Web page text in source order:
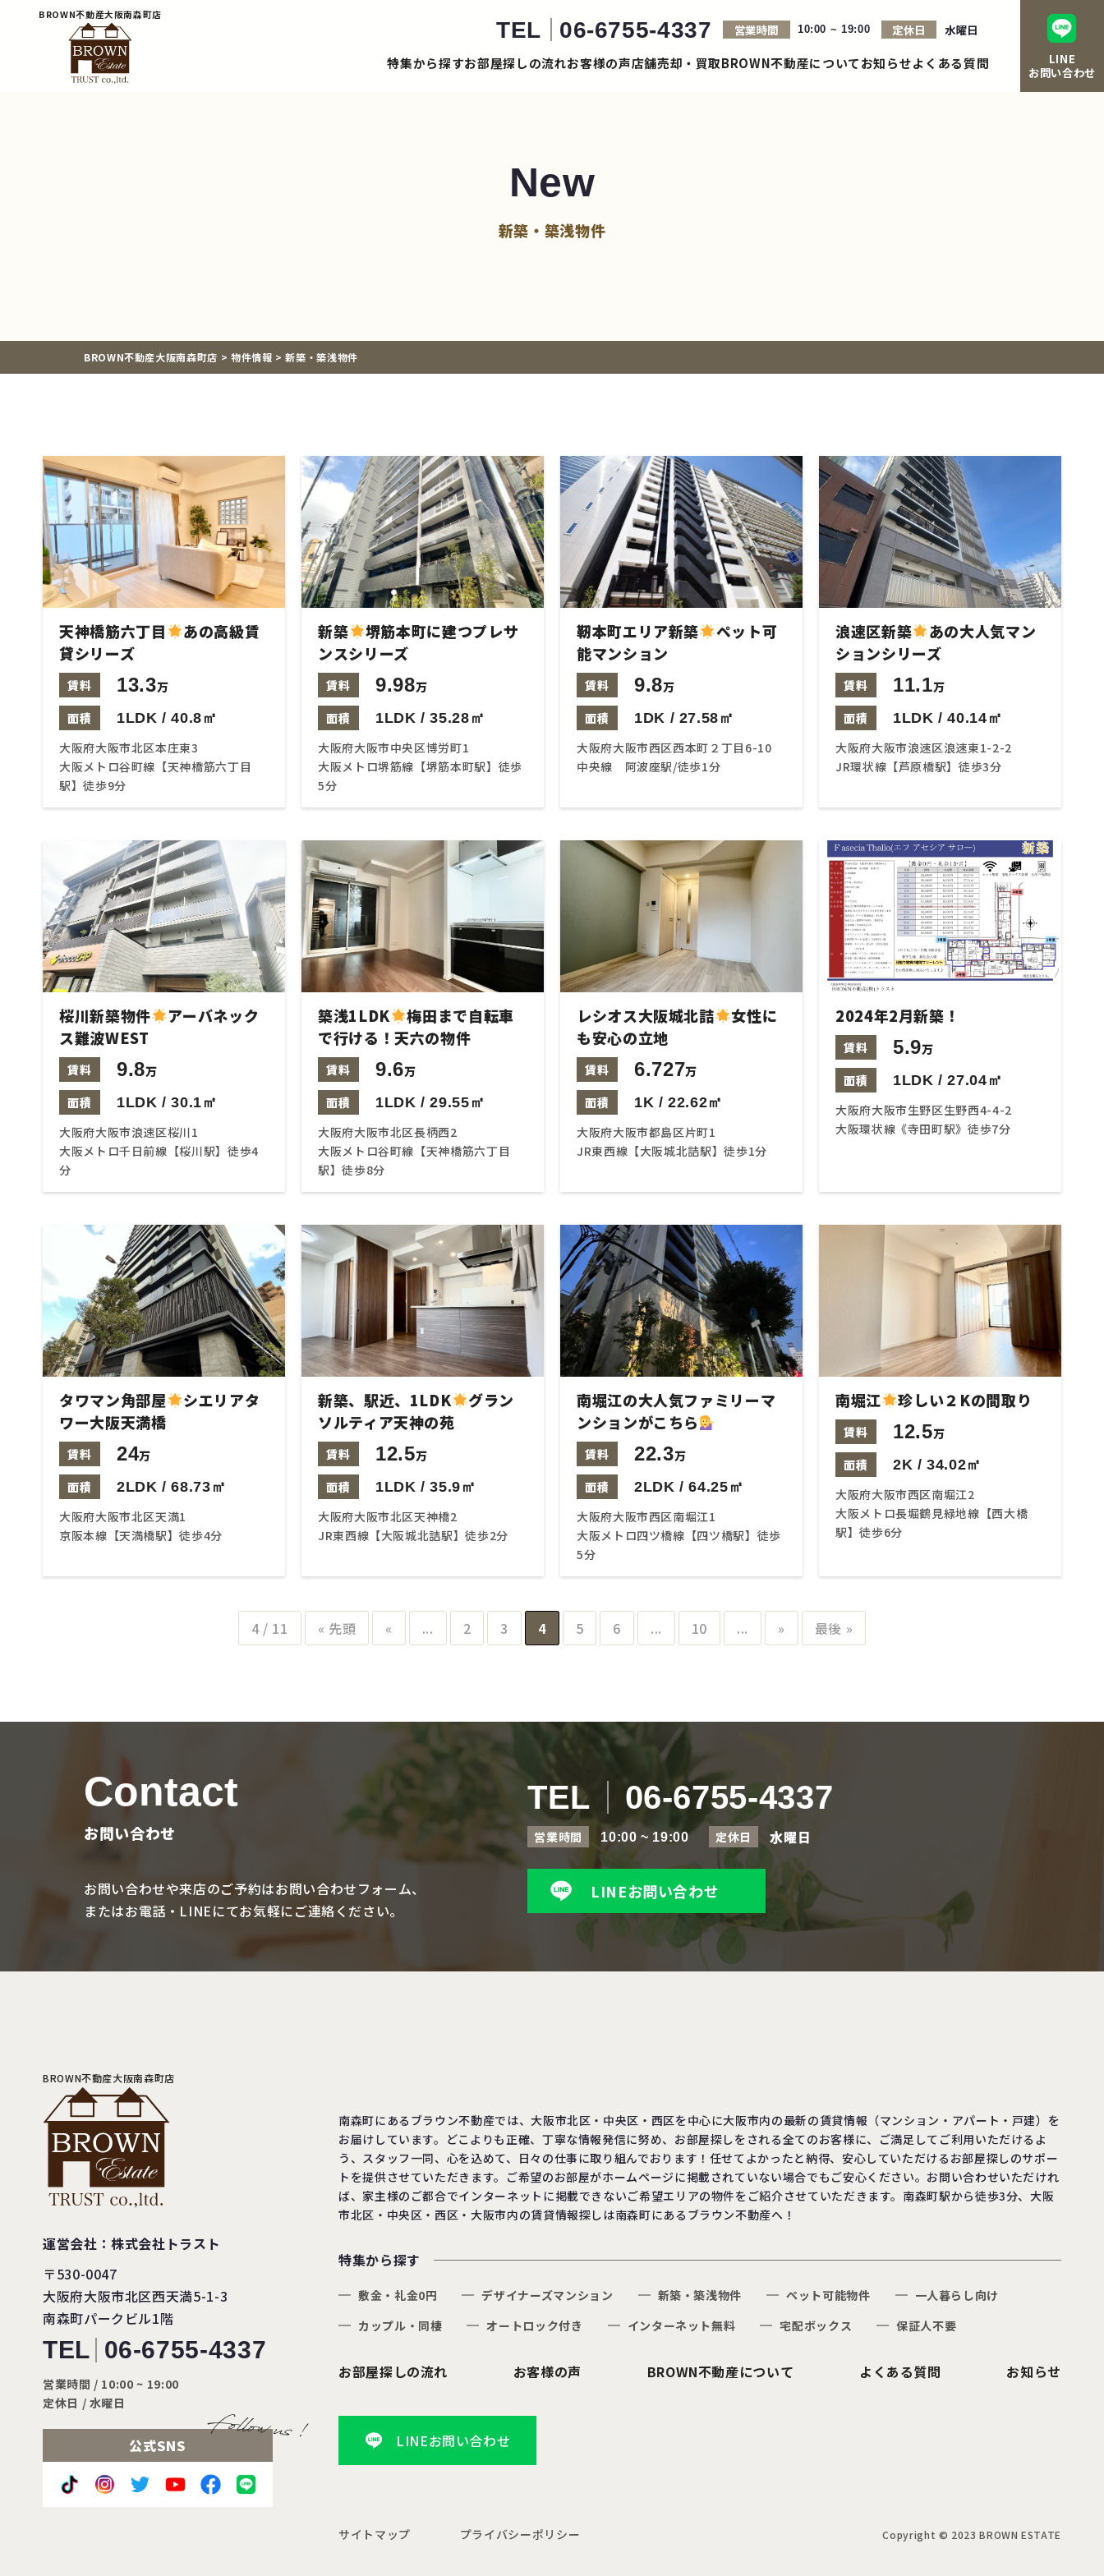
BROWN不動産大阪南森町店
TEL 06-6755-4337 営業時間 10:00 ~ 19:00 定休日 水曜日
特集から探すお部屋探しの流れお客様の声店舗売却・買取BROWN不動産についてお知らせよくある質問
LINE
お問い合わせ
New
新築・築浅物件
BROWN不動産大阪南森町店 > 物件情報 >新築・築浅物件
天神橋筋六丁目
あの高級賃
貸シリーズ
賃料 13.3万
面積
1LDK / 40.8㎡
大阪府大阪市北区本庄東3
大阪メトロ谷町線【天神橋筋六丁目
駅】徒歩9分
新築
堺筋本町に建つプレサ
ンスシリーズ
賃料 9.98万
面積
1LDK / 35.28㎡
大阪府大阪市中央区博労町1
大阪メトロ堺筋線【堺筋本町駅】徒歩
5分
靭本町エリア新築
ペット可
能マンション
賃料 9.8万
面積
1DK / 27.58㎡
大阪府大阪市西区西本町２丁目6-10
中央線 阿波座駅/徒歩1分
浪速区新築
あの大人気マン
ションシリーズ
賃料 11.1万
面積
1LDK / 40.14㎡
大阪府大阪市浪速区浪速東1-2-2
JR環状線【芦原橋駅】徒歩3分
桜川新築物件
アーバネック
ス難波WEST
賃料 9.8万
面積
1LDK / 30.1㎡
大阪府大阪市浪速区桜川1
大阪メトロ千日前線【桜川駅】徒歩4
分
築浅1LDK
梅田まで自転車
で行ける！天六の物件
賃料 9.6万
面積
1LDK / 29.55㎡
大阪府大阪市北区長柄西2
大阪メトロ谷町線【天神橋筋六丁目
駅】徒歩8分
レシオス大阪城北詰
女性に
も安心の立地
賃料 6.727万
面積
1K / 22.62㎡
大阪府大阪市都島区片町1
JR東西線【大阪城北詰駅】徒歩1分
2024年2月新築！
賃料 5.9万
面積
1LDK / 27.04㎡
大阪府大阪市生野区生野西4-4-2
大阪環状線《寺田町駅》徒歩7分
タワマン角部屋
シエリアタ
ワー大阪天満橋
賃料 24万
面積
2LDK / 68.73㎡
大阪府大阪市北区天満1
京阪本線【天満橋駅】徒歩4分
新築、駅近、1LDK
グラン
ソルティア天神の苑
賃料 12.5万
面積
1LDK / 35.9㎡
大阪府大阪市北区天神橋2
JR東西線【大阪城北詰駅】徒歩2分
南堀江の大人気ファミリーマ
ンションがこちら
賃料 22.3万
面積
2LDK / 64.25㎡
大阪府大阪市西区南堀江1
大阪メトロ四ツ橋線【四ツ橋駅】徒歩
5分
南堀江 珍しい２Kの間取り
賃料 12.5万
面積
2K / 34.02㎡
大阪府大阪市西区南堀江2
大阪メトロ長堀鶴見緑地線【西大橋
駅】徒歩6分
4 / 11 « 先頭 « ... 2 3 4 5 6 ... 10 ... » 最後 »
Contact
お問い合わせ
お問い合わせや来店のご予約はお問い合わせフォーム、
またはお電話・LINEにてお気軽にご連絡ください。
TEL 06-6755-4337
営業時間 10:00 ~ 19:00 定休日 水曜日
LINEお問い合わせ
BROWN不動産大阪南森町店
運営会社：株式会社トラスト
〒530-0047
大阪府大阪市北区西天満5-1-3
南森町パークビル1階
TEL 06-6755-4337
営業時間 / 10:00 ~ 19:00
定休日 / 水曜日
公式SNS
南森町にあるブラウン不動産では、大阪市北区・中央区・西区を中心に大阪市内の最新の賃貸情報（マンション・アパート・戸建）を
お届けしています。どこよりも正確、丁寧な情報発信に努め、お部屋探しをされる全てのお客様に、ご満足してご利用いただけるよ
う、スタッフ一同、心を込めて、日々の仕事に取り組んでおります！任せてよかったと納得、安心していただけるお部屋探しのサポー
トを提供させていただきます。ご希望のお部屋がホームページに掲載されていない場合でもご安心ください。お問い合わせいただけれ
ば、家主様のご都合でインターネットに掲載できないご希望エリアの物件をご紹介させていただきます。南森町駅から徒歩3分、大阪
市北区・中央区・西区・大阪市内の賃貸情報探しは南森町にあるブラウン不動産へ！
特集から探す
敷金・礼金0円 デザイナーズマンション 新築・築浅物件 ペット可能物件
一人暮らし向け
カップル・同棲
オートロック付き インターネット無料 宅配ボックス 保証人不要
お部屋探しの流れ お客様の声 BROWN不動産について よくある質問 お知らせ
LINEお問い合わせ
サイトマップ プライバシーポリシー Copyright © 2023 BROWN ESTATE